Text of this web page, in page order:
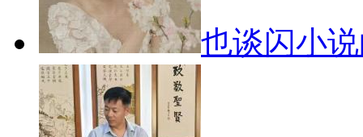
也谈闪小